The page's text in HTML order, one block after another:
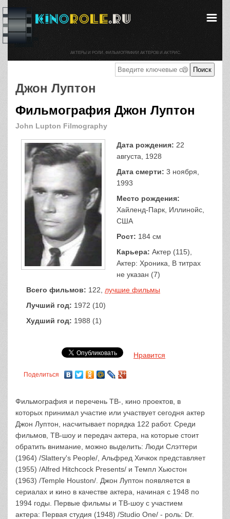
Джон Луптон
Фильмография Джон Луптон
John Lupton Filmography
Дата рождения: 22
августа, 1928
Дата смерти: 3 ноября,
1993
Место рождения:
Хайленд-Парк, Иллинойс,
США
Рост: 184 см
Карьера: Актер (115),
Актер: Хроника, В титрах
не указан (7)
Всего фильмов: 122, лучшие фильмы
Лучший год: 1972 (10)
Худший год: 1988 (1)
Нравится
Поделиться
Фильмография и перечень ТВ-, кино проектов, в
которых принимал участие или участвует сегодня актер
Джон Луптон, насчитывает порядка 122 работ. Среди
фильмов, ТВ-шоу и передач актера, на которые стоит
обратить внимание, можно выделить: Люди Слэттери
(1964) /Slattery's People/, Альфред Хичкок представляет
(1955) /Alfred Hitchcock Presents/ и Темпл Хьюстон
(1963) /Temple Houston/. Джон Луптон появляется в
сериалах и кино в качестве актера, начиная с 1948 по
1994 годы. Первые фильмы и ТВ-шоу с участием
актера: Первая студия (1948) /Studio One/ - роль: Dr.
АКТЕРЫ И РОЛИ. ФИЛЬМОГРАФИИ АКТЕРОВ И АКТРИС.